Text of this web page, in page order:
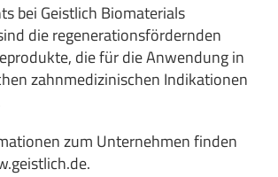
bei Geistlich Biomaterials
die regenerationsfördernden
die für die Anwendung in
zahnmedizinischen Indikationen
zum Unternehmen finden
.